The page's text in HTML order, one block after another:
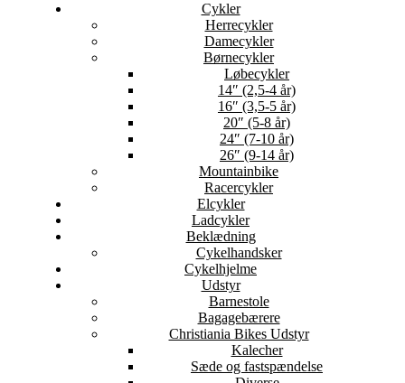
Cykler
Herrecykler
Damecykler
Børnecykler
Løbecykler
14″ (2,5-4 år)
16″ (3,5-5 år)
20″ (5-8 år)
24″ (7-10 år)
26″ (9-14 år)
Mountainbike
Racercykler
Elcykler
Ladcykler
Beklædning
Cykelhandsker
Cykelhjelme
Udstyr
Barnestole
Bagagebærere
Christiania Bikes Udstyr
Kalecher
Sæde og fastspændelse